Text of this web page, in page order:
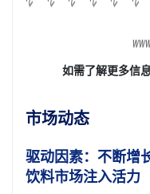
如需了解更多信
市场动态
驱动因素：不断增
饮料市场注入活力